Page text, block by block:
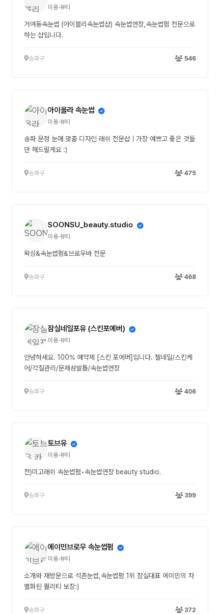
미용·뷰티
거여동속눈썹 (아이블리속눈썹샵) 속눈썹연장,속눈썹펌 전문으로
하는 샵입니다.
송파구 546
아이올라 속눈썹
미용·뷰티
송파 문정 눈매 맞춤 디자인 래쉬 전문샵 | 가장 예쁘고 좋은 것들
만 해드릴게요 :)
송파구 475
SOONSU_beauty.studio
미용·뷰티
왁싱&속눈썹펌&브로우바 전문
송파구 468
잠실네일포유 (스킨포에버)
미용·뷰티
안녕하세요. 100% 예약제 [스킨 포에버]입니다. 젤네일/스킨케
어/각질관리/문제성발톱/속눈썹연장
송파구 406
토브유
미용·뷰티
전)미고래쉬 속눈썹펌•속눈썹연장 beauty studio.
송파구 399
에이민브로우 속눈썹펌
미용·뷰티
소개와 재방문으로 석촌눈썹,속눈썹펌 1위 잠실대표 에이민의 차
별화된 퀄리티 보장:)
송파구 372